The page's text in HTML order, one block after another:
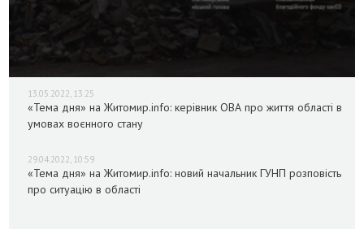
13.05.2022, 13:25
«Тема дня» на Житомир.info: керівник ОВА про життя області в
умовах воєнного стану
29.04.2022, 10:59
«Тема дня» на Житомир.info: новий начальник ГУНП розповість
про ситуацію в області